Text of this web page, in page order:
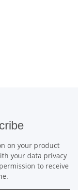
on your product
your data privacy
to receive